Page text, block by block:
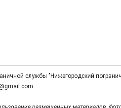
службы "Нижегородский